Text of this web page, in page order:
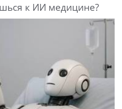
к ИИ медицине?